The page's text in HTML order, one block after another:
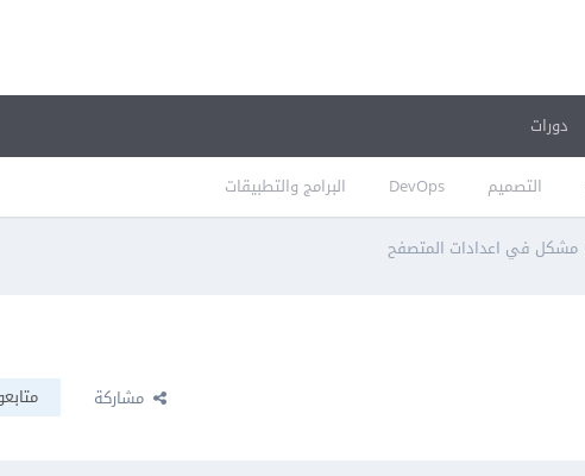
التصميم DevOps البرامج والتطبيقات
دورات
مشكل في اعدادات المتصفح
مشاركة